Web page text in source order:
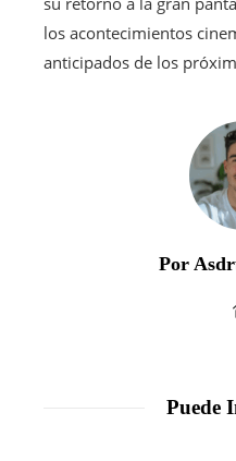
los acontecimientos
anticipados de los
Por
Puede